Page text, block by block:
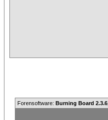
Forensoftware: Burning Board 2.3.6